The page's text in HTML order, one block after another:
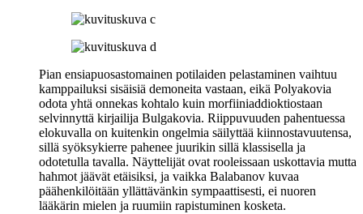
Pian ensiapuosastomainen potilaiden pelastaminen vaihtuu
kamppailuksi sisäisiä demoneita vastaan, eikä Polyakovia
odota yhtä onnekas kohtalo kuin morfiiniaddioktiostaan
selvinnyttä kirjailija Bulgakovia. Riippuvuuden pahentuessa
elokuvalla on kuitenkin ongelmia säilyttää kiinnostavuutensa,
sillä syöksykierre pahenee juurikin sillä klassisella ja
odotetulla tavalla. Näyttelijät ovat rooleissaan uskottavia mutta
hahmot jäävät etäisiksi, ja vaikka Balabanov kuvaa
päähenkilöitään yllättävänkin sympaattisesti, ei nuoren
lääkärin mielen ja ruumiin rapistuminen kosketa.